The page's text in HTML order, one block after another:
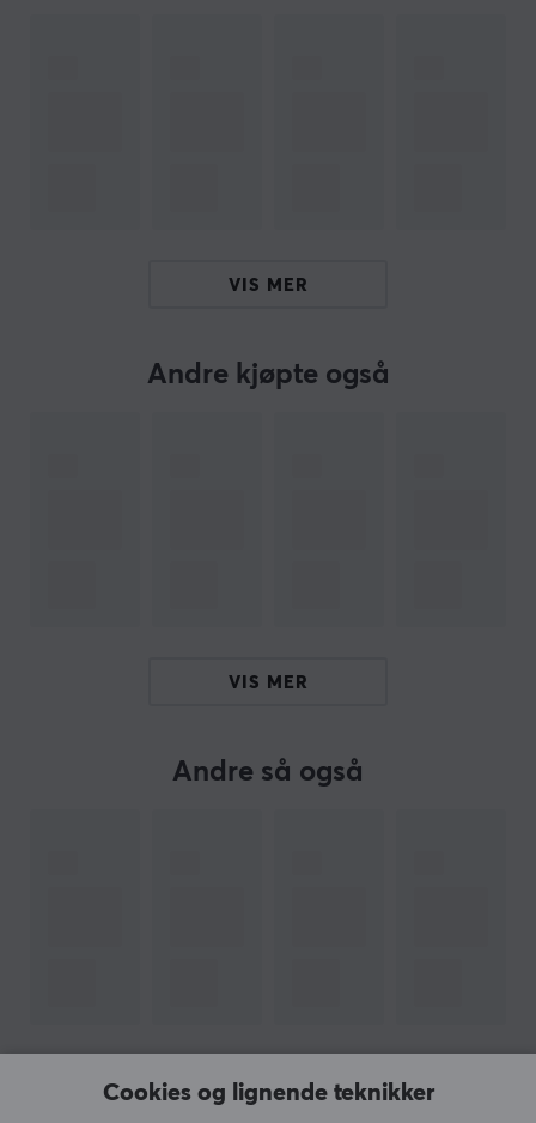
ARTIKKELNUMMER
Produsentens artikkelnr: TX-STB-PM-WKL-CREAM
VIS MER
Andre kjøpte også
VIS MER
Andre så også
VIS MER
Cookies og lignende teknikker